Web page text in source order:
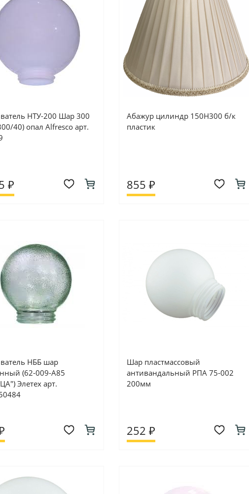
НТУ-200 Шар 300
40) опал Alfresco арт.
₽
Абажур цилиндр 150Н300 б/к
пластик
855 ₽
НББ шар
(62-009-А85
Элетех арт.
Шар пластмассовый
антивандальный РПА 75-002
200мм
252 ₽